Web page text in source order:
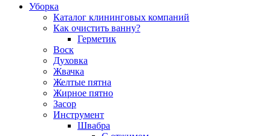
Уборка
Каталог клининговых компаний
Как очистить ванну?
Герметик
Воск
Духовка
Жвачка
Желтые пятна
Жирное пятно
Засор
Инструмент
Швабра